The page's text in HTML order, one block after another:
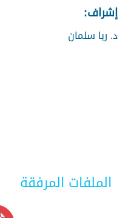
إشراف:
د. ربا سلمان
الملفات المرفقة